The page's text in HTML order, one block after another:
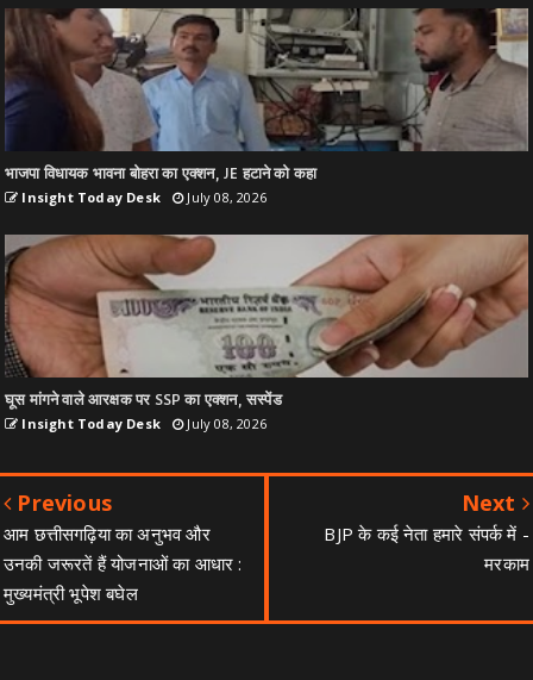
भाजपा विधायक भावना बोहरा का एक्शन, JE हटाने को कहा
Insight Today Desk July 08, 2026
घूस मांगने वाले आरक्षक पर SSP का एक्शन, सस्पेंड
Insight Today Desk July 08, 2026
Previous
आम छत्तीसगढ़िया का अनुभव और
उनकी जरूरतें हैं योजनाओं का आधार :
मुख्यमंत्री भूपेश बघेल
Next
BJP के कई नेता हमारे संपर्क में -
मरकाम